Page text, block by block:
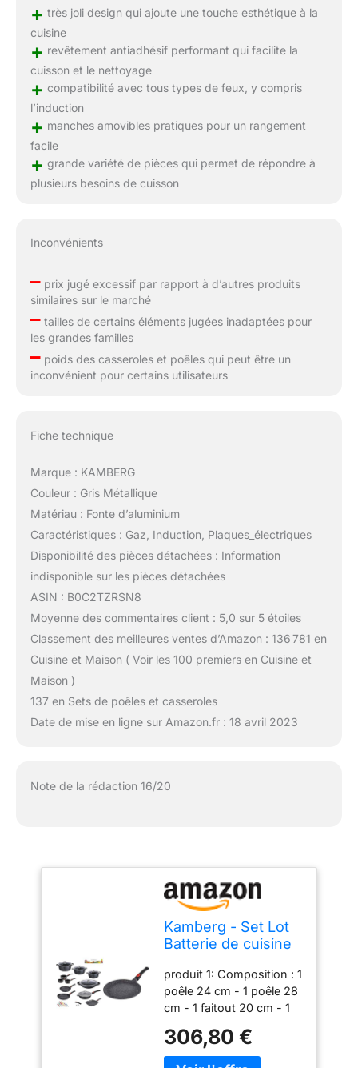
+ très joli design qui ajoute une touche esthétique à la
cuisine
+ revêtement antiadhésif performant qui facilite la
cuisson et le nettoyage
+ compatibilité avec tous types de feux, y compris
l’induction
+ manches amovibles pratiques pour un rangement
facile
+ grande variété de pièces qui permet de répondre à
plusieurs besoins de cuisson
Inconvénients
–prix jugé excessif par rapport à d’autres produits
similaires sur le marché
–tailles de certains éléments jugées inadaptées pour
les grandes familles
–poids des casseroles et poêles qui peut être un
inconvénient pour certains utilisateurs
Fiche technique
Marque : KAMBERG
Couleur : Gris Métallique
Matériau : Fonte d’aluminium
Caractéristiques : Gaz, Induction, Plaques_électriques
Disponibilité des pièces détachées : Information
indisponible sur les pièces détachées
ASIN : B0C2TZRSN8
Moyenne des commentaires client : 5,0 sur 5 étoiles
Classement des meilleures ventes d’Amazon : 136 781 en
Cuisine et Maison ( Voir les 100 premiers en Cuisine et
Maison )
137 en Sets de poêles et casseroles
Date de mise en ligne sur Amazon.fr : 18 avril 2023
Note de la rédaction 16/20
Kamberg - Set Lot
Batterie de cuisine
d'aluminium -
Revêtement pierre
- Tous Feux dont
Induction - 67 x 36
x 34 cm & Crêpière
28 cm - Manche
produit 1: Composition : 1
poêle 24 cm - 1 poêle 28
cm - 1 faitout 20 cm - 1
28 cm - 3 casseroles 16-
18-20 cm - 1 poêle grill
306,80 €